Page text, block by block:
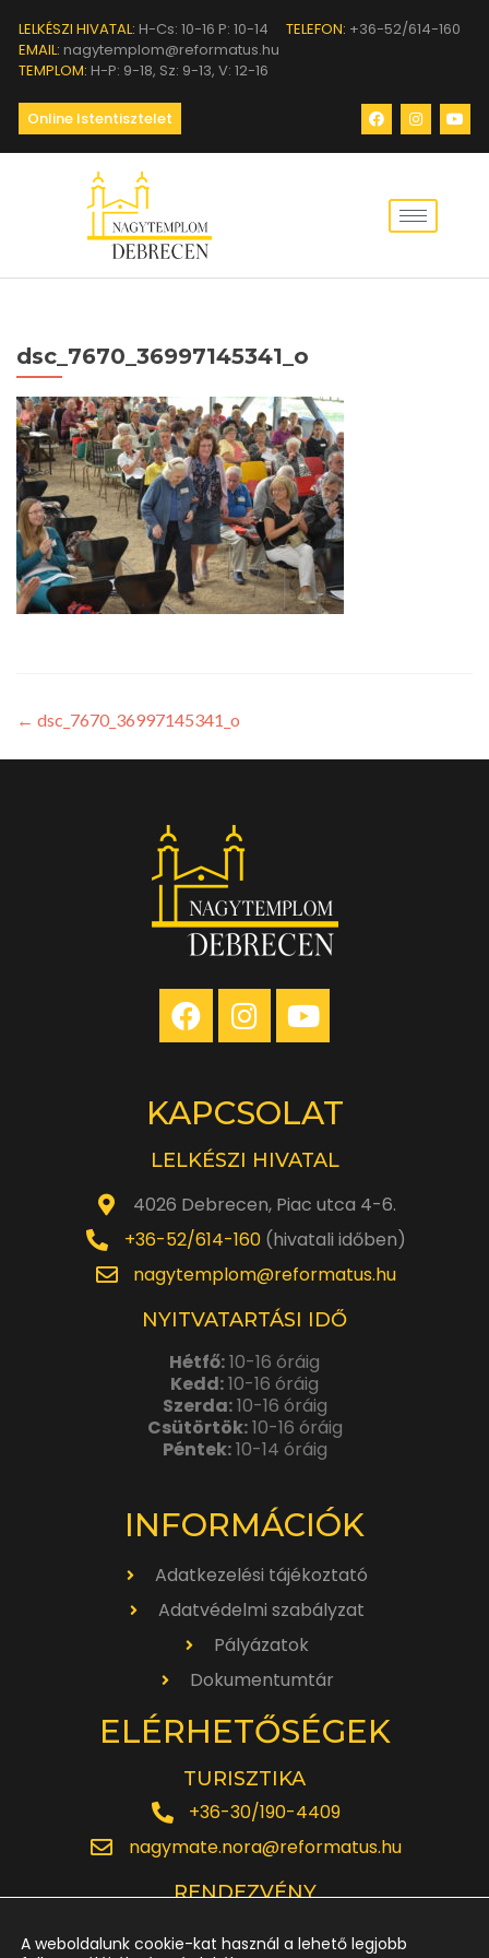
LELKÉSZI HIVATAL: H-Cs: 10-16 P: 10-14 TELEFON: +36-52/614-160
EMAIL: nagytemplom@reformatus.hu
TEMPLOM: H-P: 9-18, Sz: 9-13, V: 12-16
Online Istentisztelet
dsc_7670_36997145341_o
← dsc_7670_36997145341_o
KAPCSOLAT
LELKÉSZI HIVATAL
4026 Debrecen, Piac utca 4-6.
+36-52/614-160(hivatali időben)
nagytemplom@reformatus.hu
NYITVATARTÁSI IDŐ
Hétfő:10-16 óráig
Kedd:10-16 óráig
Szerda:10-16 óráig
Csütörtök:10-16 óráig
Péntek:10-14 óráig
INFORMÁCIÓK
Adatkezelési tájékoztató
Adatvédelmi szabályzat
Pályázatok
Dokumentumtár
ELÉRHETŐSÉGEK
TURISZTIKA
+36-30/190-4409
nagymate.nora@reformatus.hu
RENDEZVÉNY
A weboldalunk cookie-kat használ a lehető legjobb